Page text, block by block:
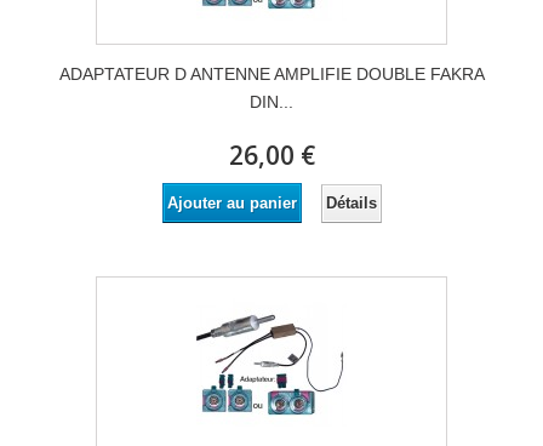
ADAPTATEUR D ANTENNE AMPLIFIE DOUBLE FAKRA
DIN...
26,00 €
Ajouter au panier Détails